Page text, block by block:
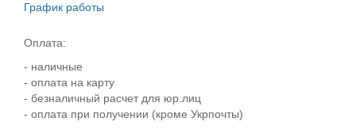
График работы
Оплата:
- наличные
- оплата на карту
- безналичный расчет для юр.лиц
- оплата при получении (кроме Укрпочты)